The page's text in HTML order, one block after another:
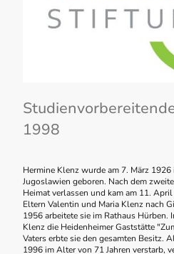
1998
Hermine Klenz wurde am 7. März
Jugoslawien geboren. Nach dem
Heimat verlassen und kam am 11.
Eltern Valentin und Maria Klenz nach
1956 arbeitete sie im Rathaus Hürben.
Klenz die Heidenheimer Gaststätte
Vaters erbte sie den gesamten Besitz.
1996 im Alter von 71 Jahren verstarb,